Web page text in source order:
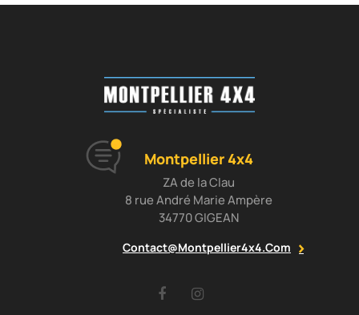
Montpellier 4x4
ZA de la Clau
8 rue André Marie Ampère
34770 GIGEAN
Contact@montpellier4x4.com
Facebook